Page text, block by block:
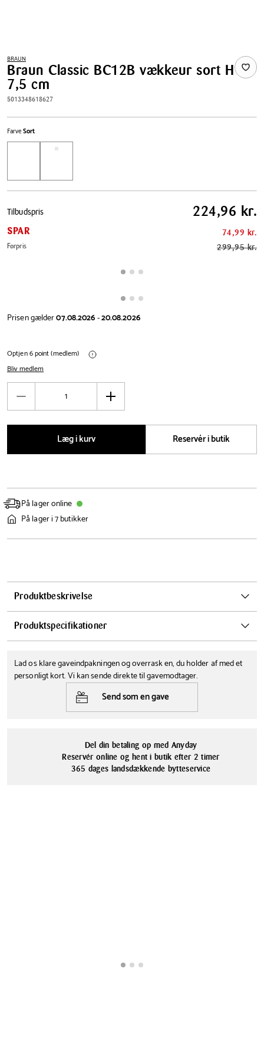
BRAUN
Braun Classic BC12B vækkeur sort H
7,5 cm
5013348618627
FarveSort
Pris
tabel
Tilbudspris 224,96 kr.
SPAR 74,99 kr.
Førpris 299,95 kr.
Prisen gælder07.08.2026-20.08.2026
Optjen 6 point (medlem)
Bliv medlem
Antal
Øg
Læg i kurv
Reservér i butik
På lager online
På lager i 7 butikker
Produktbeskrivelse
Leder du efter en godt vækkeur uden for mange dikkedarer? Så er
Klassisk rundt Braun vækkeur
Snooze funktion - hvis du lige skal have 5 min. mere på den anden
Letlæseligt display
Stigende alarmtone så man ikke bliver vækket alt for hårdt
Produktspecifikationer
3.5 cm 7.5 cm
Diameter Farve
Sort
Lad os klare gaveindpakningen og overrask en, du holder af med et
personligt kort. Vi kan sende direkte til gavemodtager.
Send som en gave
Del din betaling op med Anyday
Reservér online og hent i butik efter 2 timer
365 dages landsdækkende bytteservice